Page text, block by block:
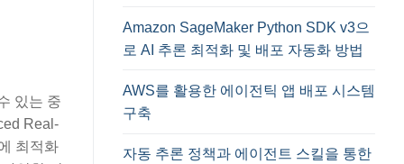
있는 중
Real-
최적화
Amazon SageMaker Python SDK v3으
로 AI 추론 최적화 및 배포 자동화 방법
AWS를 활용한 에이전틱 앱 배포 시스템
구축
자동 추론 정책과 에이전트 스킬을 통한